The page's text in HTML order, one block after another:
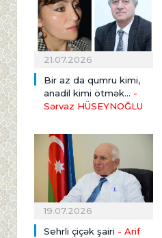
21.07.2026
Bir az da qumru kimi,
anadil kimi ötmək... -
Sərvaz HÜSEYNOĞLU
19.07.2026
Sehrli çiçək şairi - Arif